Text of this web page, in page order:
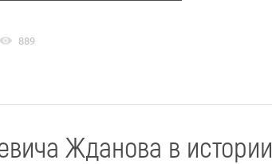
889
Жданова в истории